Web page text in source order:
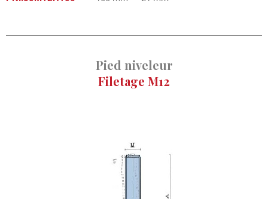
Pied niveleur
Filetage M12